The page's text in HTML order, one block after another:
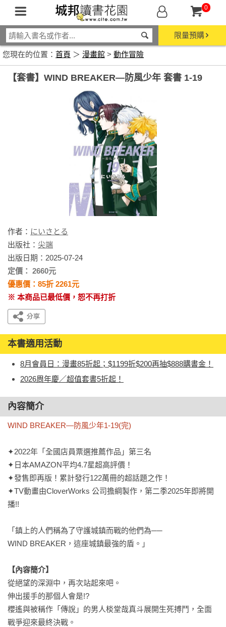
0
限量預購
您現在的位置： 首頁 ＞ 漫畫館 > 動作冒險
【套書】WIND BREAKER—防風少年 套書 1-19
作者： にいさとる
出版社： 尖端
出版日期：2025-07-24
定價： 2660元
優惠價：85折 2261元
※ 本商品已最低價，恕不再打折
本書適用活動
8月會員日：漫畫85折起；$1199折$200再抽$888購書金！
2026周年慶／超值套書5折起！
內容簡介
WIND BREAKER—防風少年1-19(完)
✦2022年「全國店員票選推薦作品」第三名
✦日本AMAZON平均4.7星超高評價！
✦發售即再版！累計發行122萬冊的超話題之作！
✦TV動畫由CloverWorks 公司擔綱製作，第二季2025年即將開
播!!
「鎮上的人們稱為了守護城鎮而戰的他們為──
WIND BREAKER，這座城鎮最強的盾。」
【內容簡介】
從絕望的深淵中，再次站起來吧。
伸出援手的那個人會是!?
櫻遙與被稱作「傳說」的男人棪堂哉真斗展開生死搏鬥，全面
戰爭迎來最終決戰。